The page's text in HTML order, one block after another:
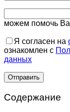
можем помочь
Я согласен на
ознакомлен с
данных
Содержание